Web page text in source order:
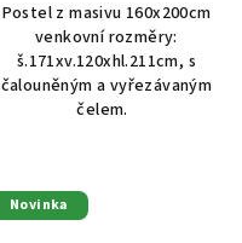
Postel z masivu 160x200cm
venkovní rozměry:
š.171xv.120xhl.211cm, s
čalouněným a vyřezávaným
čelem.
Novinka